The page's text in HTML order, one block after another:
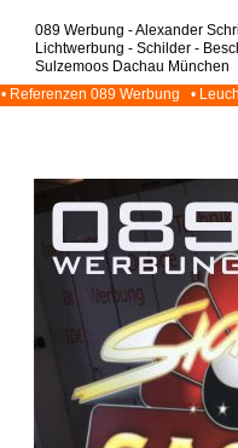
• Referenzen 089 Werbung •
089 Werbung - Alexander
Lichtwerbung - Schilder -
Sulzemoos Dachau München